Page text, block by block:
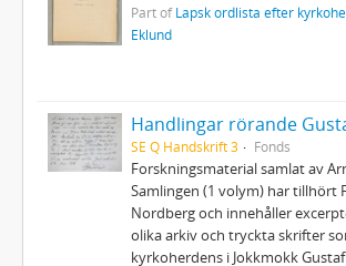
Part ofLapsk ordlista efter
Eklund
SE Q Handskrift 3 Fonds
Forskningsmaterial samlat av
Samlingen (1 volym) har tillhört
Nordberg och innehåller
olika arkiv och tryckta skrifter
kyrkoherdens i Jokkmokk